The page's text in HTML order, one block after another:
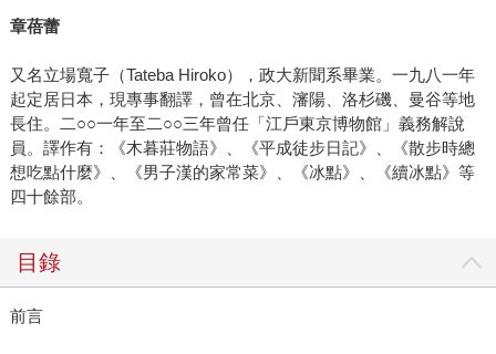
章蓓蕾
又名立場寬子（Tateba Hiroko），政大新聞系畢業。一九八一年
起定居日本，現專事翻譯，曾在北京、瀋陽、洛杉磯、曼谷等地
長住。二○○一年至二○○三年曾任「江戶東京博物館」義務解說
員。譯作有：《木暮莊物語》、《平成徒步日記》、《散步時總
想吃點什麼》、《男子漢的家常菜》、《冰點》、《續冰點》等
四十餘部。
目錄
前言